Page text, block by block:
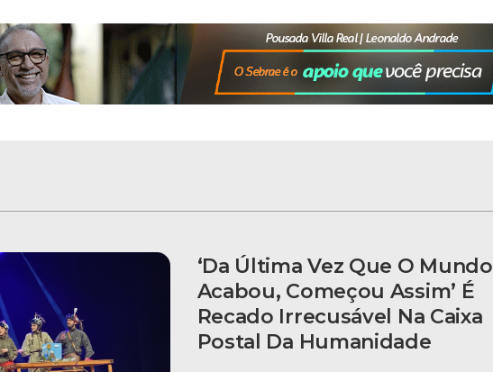
‘Da Última Vez Que O Mundo
Acabou, Começou Assim’ É
Recado Irrecusável Na Caixa
Postal Da Humanidade